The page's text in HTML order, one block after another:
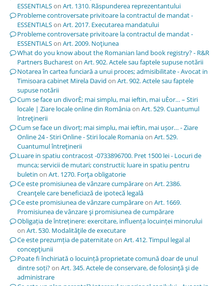
ESSENTIALSon Art. 1310. Răspunderea reprezentantului
Probleme controversate privitoare la contractul de mandat -
ESSENTIALSon Art. 2017. Executarea mandatului
Probleme controversate privitoare la contractul de mandat -
ESSENTIALSon Art. 2009. Noţiunea
What do you know about the Romanian land book registry? - R&R
Partners Buchareston Art. 902. Actele sau faptele supuse notării
Notarea în cartea funciară a unui proces; admisibilitate - Avocat in
Timisoara cabinet Mirela David on Art. 902. Actele sau faptele
supuse notării
Cum se face un divorÈ; mai simplu, mai ieftin, mai uÈor… – Stiri
locale | Ziare locale online din Româniaon Art. 529. Cuantumul
întreţinerii
Cum se face un divorț; mai simplu, mai ieftin, mai ușor… - Ziare
Online 24 - Stiri Online - Stiri locale Romaniaon Art. 529.
Cuantumul întreţinerii
Luare in spatiu contracost -0733896700. Pret 1500 lei - Locuri de
munca; servicii de mutari; constructii; luare in spatiu pentru
buletin on Art. 1270. Forţa obligatorie
Ce este promisiunea de vânzare cumpărareon Art. 2386.
Creanţele care beneficiază de ipotecă legală
Ce este promisiunea de vânzare cumpărareon Art. 1669.
Promisiunea de vânzare şi promisiunea de cumpărare
Obligația de întreținere: exercitare, influența locuinței minorului
on Art. 530. Modalităţile de executare
Ce este prezumția de paternitateon Art. 412. Timpul legal al
concepţiunii
Poate fi închiriată o locuință proprietate comună doar de unul
dintre soți?on Art. 345. Actele de conservare, de folosinţă şi de
administrare